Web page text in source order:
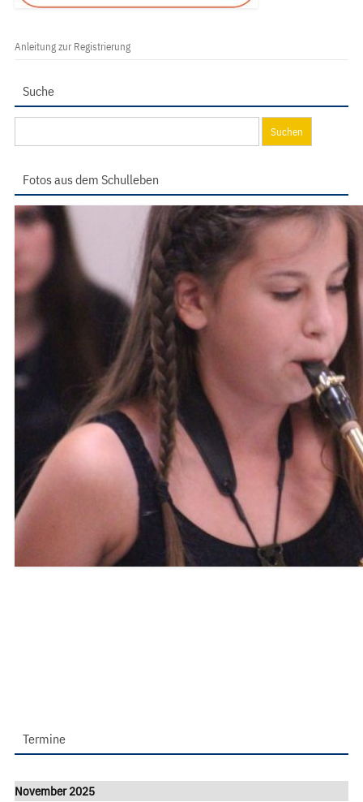
Anleitung zur Registrierung
Suche
nach:
Fotos aus dem Schulleben
Termine
November 2025